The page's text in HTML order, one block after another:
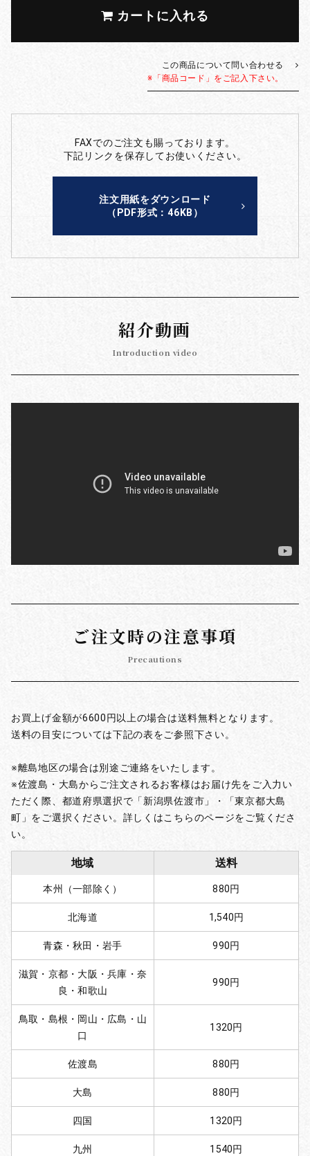
カートに入れる
この商品について問い合わせる
※「商品コード」をご記入下さい。
FAXでのご注文も賜っております。
下記リンクを保存してお使いください。
注文用紙をダウンロード
（PDF形式：46KB）
紹介動画
Introduction video
ご注文時の注意事項
Precautions
お買上げ金額が6600円以上の場合は送料無料となります。
送料の目安については下記の表をご参照下さい。
※離島地区の場合は別途ご連絡をいたします。
※佐渡島・大島からご注文されるお客様はお届け先をご入力い
ただく際、都道府県選択で「新潟県佐渡市」・「東京都大島
町」をご選択ください。詳しくはこちらのページをご覧くださ
い。
地域 送料
本州（一部除く） 880円
北海道 1,540円
青森・秋田・岩手 990円
滋賀・京都・大阪・兵庫・奈
良・和歌山
990円
鳥取・島根・岡山・広島・山
口
1320円
佐渡島 880円
大島 880円
四国 1320円
九州 1540円